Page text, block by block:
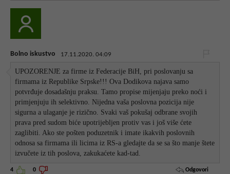
Bolno iskustvo 17.11.2020. 04:09
UPOZORENJE za firme iz Federacije BiH, pri poslovanju sa
firmama iz Republike Srpske!!! Ova Dodikova najava samo
potvrđuje dosadašnju praksu. Tamo propise mijenjaju preko noći i
primjenjuju ih selektivno. Nijedna vaša poslovna pozicija nije
sigurna a ulaganje je rizično. Svaki vaš pokušaj odbrane svojih
prava pred sudom biće upotrijebljen protiv vas i još više ćete
zaglibiti. Ako ste pošten poduzetnik i imate ikakvih poslovnih
odnosa sa firmama ili licima iz RS-a gledajte da se sa što manje štete
izvučete iz tih poslova, zakukaćete kad-tad.
4 0 Odgovori